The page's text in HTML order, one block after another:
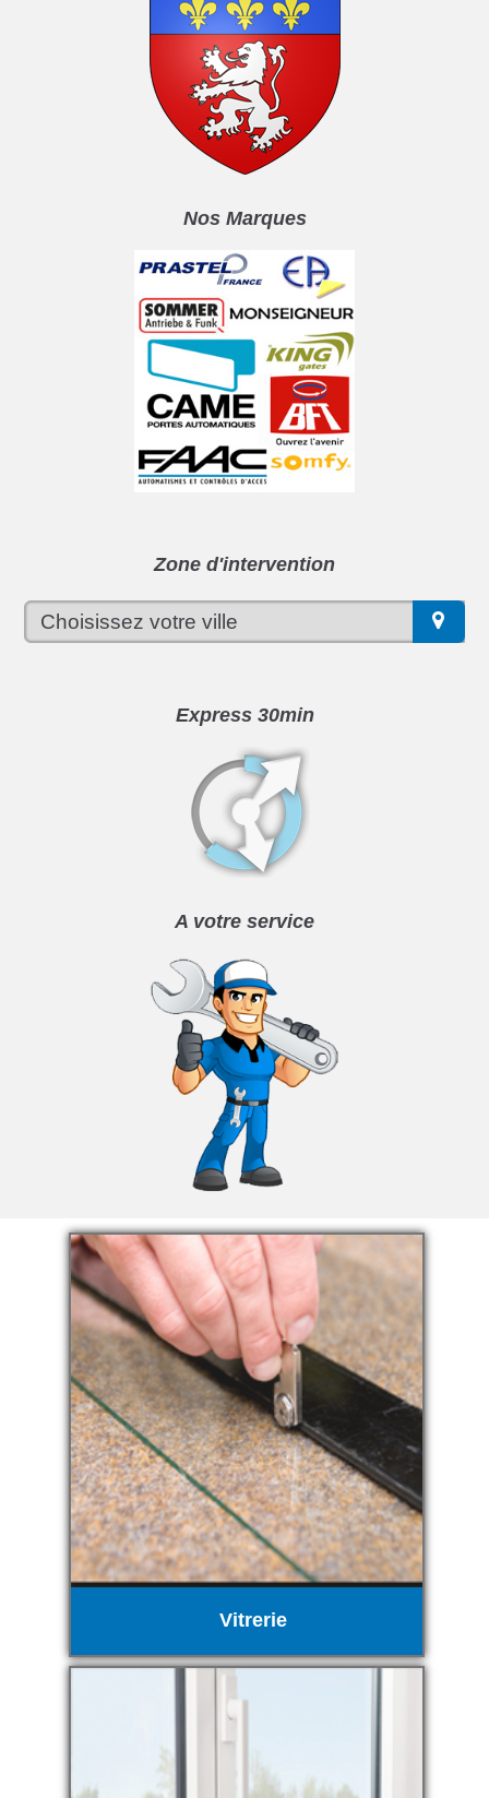
Nos Marques
Zone d'intervention
Express 30min
A votre service
Vitrerie